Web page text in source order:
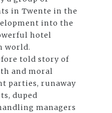
in Twente in the
into the
hotel
world.
told story of
and moral
parties, runaway
duped
managers